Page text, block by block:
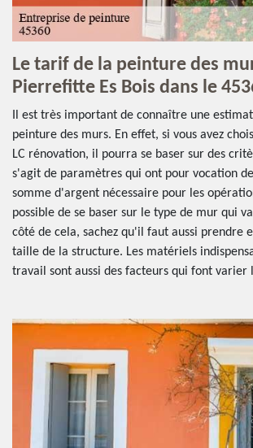
Le tarif de la peinture des
Pierrefitte Es Bois dans le
Il est très important de connaître une
peinture des murs. En effet, si vous avez
LC rénovation, il pourra se baser sur des
s'agit de paramètres qui ont pour vocation
somme d'argent nécessaire pour les
possible de se baser sur le type de mur qui
côté de cela, sachez qu'il faut aussi prendre
taille de la structure. Les matériels
travail sont aussi des facteurs qui font varier